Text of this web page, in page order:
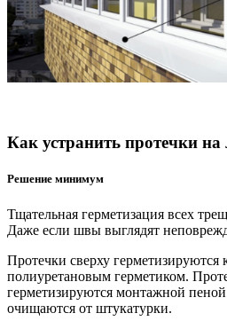
Как устранить протечки
Решение минимум
Тщательная герметизация всех
Даже если швы выглядят
Протечки сверху герметизируются
полиуретановым герметиком.
герметизируются монтажной
очищаются от штукатурки.